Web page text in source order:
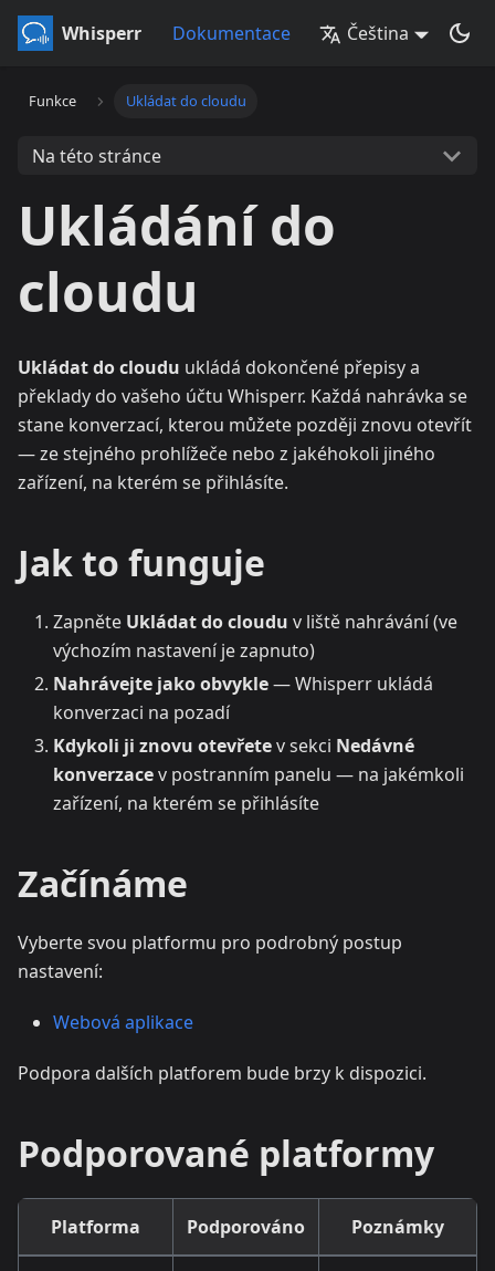
Whisperr Dokumentace Čeština
Funkce Ukládat do cloudu
Na této stránce
Ukládání do
cloudu
Ukládat do cloudu ukládá dokončené přepisy a
překlady do vašeho účtu Whisperr. Každá nahrávka se
stane konverzací, kterou můžete později znovu otevřít
— ze stejného prohlížeče nebo z jakéhokoli jiného
zařízení, na kterém se přihlásíte.
Jak to funguje
Zapněte Ukládat do cloudu v liště nahrávání (ve
výchozím nastavení je zapnuto)
Nahrávejte jako obvykle— Whisperr ukládá
konverzaci na pozadí
Kdykoli ji znovu otevřetev sekci Nedávné
konverzacev postranním panelu — na jakémkoli
zařízení, na kterém se přihlásíte
Začínáme
Vyberte svou platformu pro podrobný postup
nastavení:
Webová aplikace
Podpora dalších platforem bude brzy k dispozici.
Podporované platformy
Platforma Podporováno Poznámky